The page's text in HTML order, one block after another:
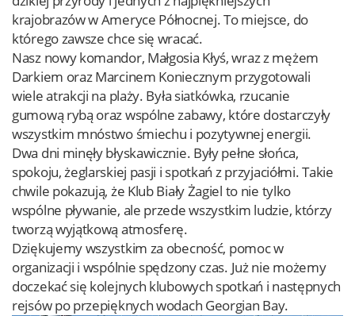
krajobrazów w Ameryce Północnej. To miejsce, do
którego zawsze chce się wracać.
Nasz nowy komandor, Małgosia Kłyś, wraz z mężem
Darkiem oraz Marcinem Koniecznym przygotowali
wiele atrakcji na plaży. Była siatkówka, rzucanie
gumową rybą oraz wspólne zabawy, które dostarczyły
wszystkim mnóstwo śmiechu i pozytywnej energii.
Dwa dni minęły błyskawicznie. Były pełne słońca,
spokoju, żeglarskiej pasji i spotkań z przyjaciółmi. Takie
chwile pokazują, że Klub Biały Żagiel to nie tylko
wspólne pływanie, ale przede wszystkim ludzie, którzy
tworzą wyjątkową atmosferę.
Dziękujemy wszystkim za obecność, pomoc w
organizacji i wspólnie spędzony czas. Już nie możemy
doczekać się kolejnych klubowych spotkań i następnych
rejsów po przepięknych wodach Georgian Bay.